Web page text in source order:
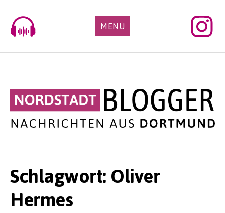
content
MENÜ
Schlagwort: Oliver
Hermes